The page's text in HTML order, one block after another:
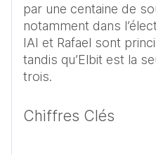
par une centaine de
notamment dans
IAI et Rafael sont
tandis qu’Elbit est la
Chiffres Clés